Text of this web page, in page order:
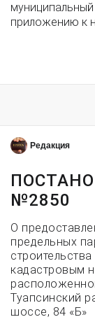
приложению к
Редакция
№2850
О
предельных
кадастровым
Туапсинский
шоссе, 84 «Б»